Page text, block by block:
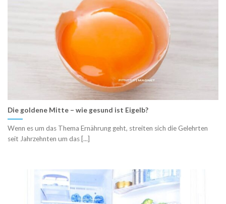
Die goldene Mitte – wie gesund ist Eigelb?
Wenn es um das Thema Ernährung geht, streiten sich die Gelehrten
seit Jahrzehnten um das [...]